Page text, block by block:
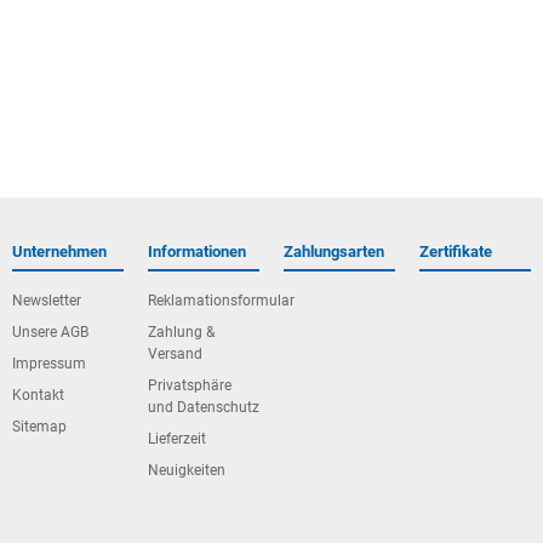
Unternehmen
Newsletter
Unsere AGB
Impressum
Kontakt
Sitemap
Informationen
Reklamationsformular
Zahlung &
Versand
Privatsphäre
und Datenschutz
Lieferzeit
Neuigkeiten
Zahlungsarten Zertifikate